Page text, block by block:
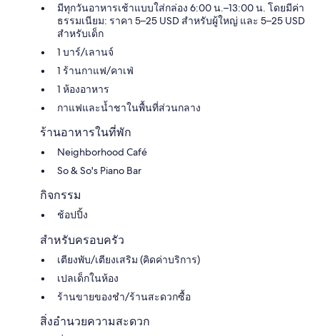
มีทุกวันอาหารเช้าแบบใส่กล่อง 6:00 น.–13:00 น. โดยมีค่า
ธรรมเนียม: ราคา 5–25 USD สำหรับผู้ใหญ่ และ 5–25 USD
สำหรับเด็ก
1 บาร์/เลานจ์
1 ร้านกาแฟ/คาเฟ่
1 ห้องอาหาร
กาแฟและน้ำชาในพื้นที่ส่วนกลาง
ร้านอาหารในที่พัก
Neighborhood Café
So & So's Piano Bar
กิจกรรม
ช้อปปิ้ง
สำหรับครอบครัว
เตียงพับ/เตียงเสริม (คิดค่าบริการ)
เปลเด็กในห้อง
ร้านขายของชำ/ร้านสะดวกซื้อ
สิ่งอำนวยความสะดวก